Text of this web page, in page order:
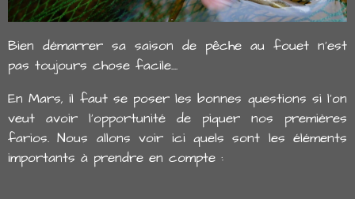
Bien démarrer sa saison de pêche au fouet n'est
pas toujours chose facile....
En Mars, il faut se poser les bonnes questions si l'on
veut avoir l'opportunité de piquer nos premières
farios. Nous allons voir ici quels sont les éléments
importants à prendre en compte :